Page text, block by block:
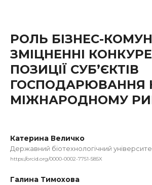
РОЛЬ БІЗНЕС-
ЗМІЦНЕННІ
ПОЗИЦІЇ СУБ’ЄКТІВ
ГОСПОДАРЮВАННЯ
МІЖНАРОДНОМУ
Катерина Величко
Державний біотехнологічний
https://orcid.org/0000-0002-7751-585X
Галина Тимохова